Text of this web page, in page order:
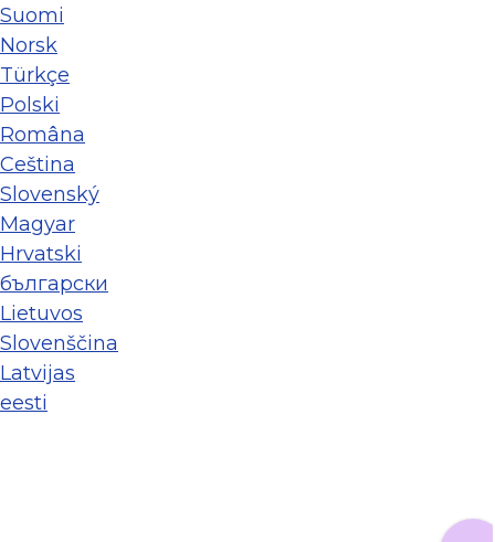
Suomi
Norsk
Türkçe
Polski
Româna
Ceština
Slovenský
Magyar
Hrvatski
български
Lietuvos
Slovenščina
Latvijas
eesti